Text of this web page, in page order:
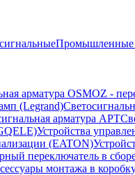
Промышленные
арматура OSMOZ -
(Legrand)
арматура APT
Устройства
(EATON)
переключатель в
монтажа в